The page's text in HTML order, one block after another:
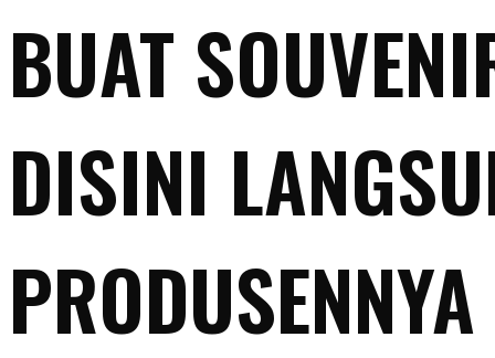
BUAT
DISINI
PRODUSENNYA